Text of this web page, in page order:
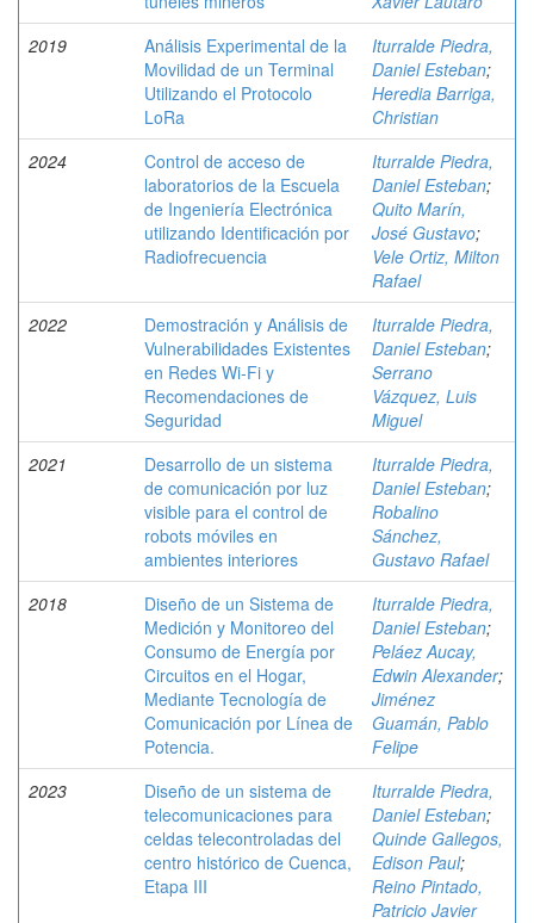
2019
Análisis Experimental de la
Movilidad de un Terminal
Utilizando el Protocolo
LoRa
Iturralde Piedra,
Daniel Esteban;
Heredia Barriga,
Christian
2024
Control de acceso de
laboratorios de la Escuela
de Ingeniería Electrónica
utilizando Identificación por
Radiofrecuencia
Iturralde Piedra,
Daniel Esteban;
Quito Marín,
José Gustavo;
Vele Ortiz, Milton
Rafael
2022
Demostración y Análisis de
Vulnerabilidades Existentes
en Redes Wi-Fi y
Recomendaciones de
Seguridad
Iturralde Piedra,
Daniel Esteban;
Serrano
Vázquez, Luis
Miguel
2021
Desarrollo de un sistema
de comunicación por luz
visible para el control de
robots móviles en
ambientes interiores
Iturralde Piedra,
Daniel Esteban;
Robalino
Sánchez,
Gustavo Rafael
2018
Diseño de un Sistema de
Medición y Monitoreo del
Consumo de Energía por
Circuitos en el Hogar,
Mediante Tecnología de
Comunicación por Línea de
Potencia.
Iturralde Piedra,
Daniel Esteban;
Peláez Aucay,
Edwin Alexander;
Jiménez
Guamán, Pablo
Felipe
2023
Diseño de un sistema de
telecomunicaciones para
celdas telecontroladas del
centro histórico de Cuenca,
Etapa III
Iturralde Piedra,
Daniel Esteban;
Quinde Gallegos,
Edison Paul;
Reino Pintado,
Patricio Javier